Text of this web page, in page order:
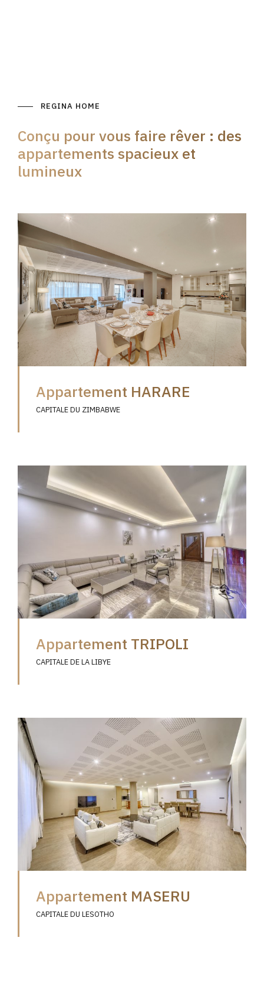
REGINA HOME
Conçu pour vous faire rêver : des
appartements spacieux et
lumineux
Appartement HARARE
CAPITALE DU ZIMBABWE
Appartement TRIPOLI
CAPITALE DE LA LIBYE
Appartement MASERU
CAPITALE DU LESOTHO